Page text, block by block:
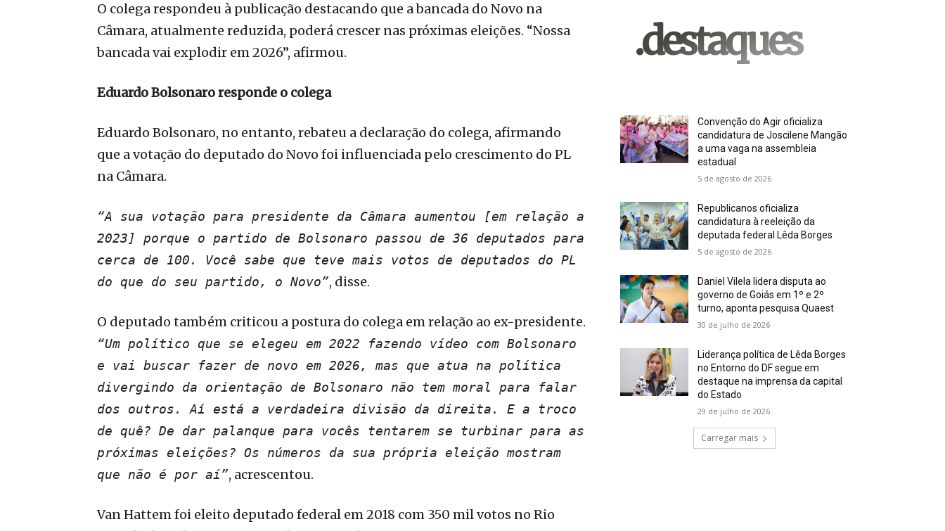
O colega respondeu à publicação destacando que a bancada do Novo na
Câmara, atualmente reduzida, poderá crescer nas próximas eleições. “Nossa
bancada vai explodir em 2026”, afirmou.
Eduardo Bolsonaro responde o colega
Eduardo Bolsonaro, no entanto, rebateu a declaração do colega, afirmando
que a votação do deputado do Novo foi influenciada pelo crescimento do PL
na Câmara.
“A sua votação para presidente da Câmara aumentou [em relação a
2023] porque o partido de Bolsonaro passou de 36 deputados para
cerca de 100. Você sabe que teve mais votos de deputados do PL
do que do seu partido, o Novo”, disse.
O deputado também criticou a postura do colega em relação ao ex-presidente.
“Um político que se elegeu em 2022 fazendo vídeo com Bolsonaro
e vai buscar fazer de novo em 2026, mas que atua na política
divergindo da orientação de Bolsonaro não tem moral para falar
dos outros. Aí está a verdadeira divisão da direita. E a troco
de quê? De dar palanque para vocês tentarem se turbinar para as
próximas eleições? Os números da sua própria eleição mostram
que não é por aí”, acrescentou.
Van Hattem foi eleito deputado federal em 2018 com 350 mil votos no Rio
.destaques
Convenção do Agir oficializa
candidatura de Joscilene Mangão
a uma vaga na assembleia
estadual
5 de agosto de 2026
Republicanos oficializa
candidatura à reeleição da
deputada federal Lêda Borges
5 de agosto de 2026
Daniel Vilela lidera disputa ao
governo de Goiás em 1º e 2º
turno, aponta pesquisa Quaest
30 de julho de 2026
Liderança política de Lêda Borges
no Entorno do DF segue em
destaque na imprensa da capital
do Estado
29 de julho de 2026
Carregar mais